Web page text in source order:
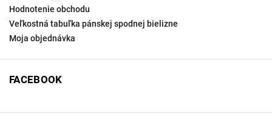
Hodnotenie obchodu
Veľkostná tabuľka pánskej spodnej bielizne
Moja objednávka
FACEBOOK